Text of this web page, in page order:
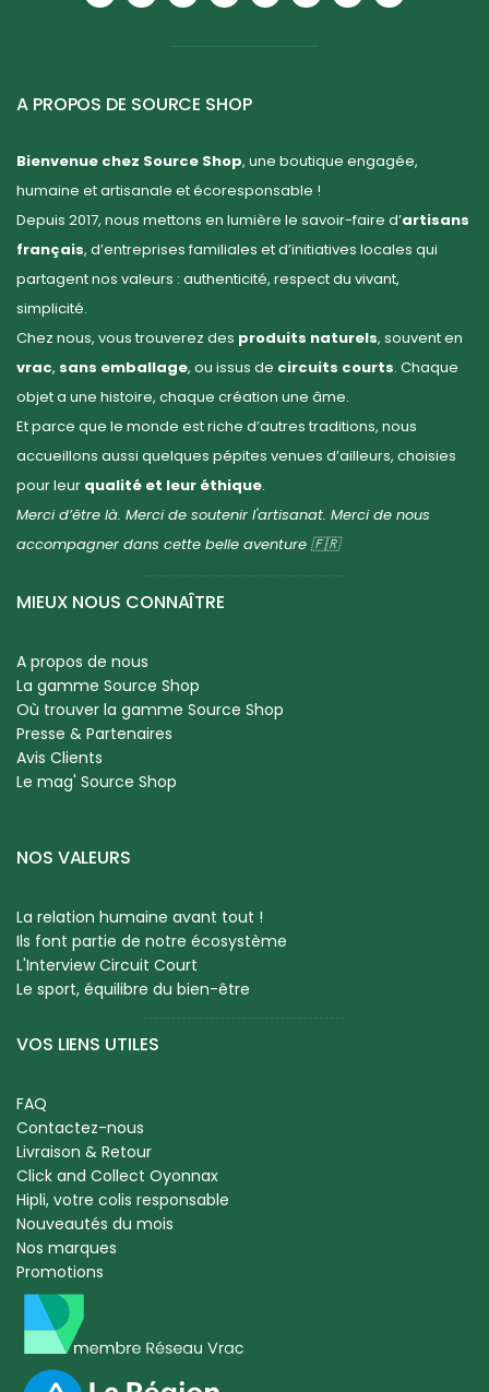
A PROPOS DE SOURCE SHOP
Bienvenue chez Source Shop, une boutique engagée,
humaine et artisanale et écoresponsable !
Depuis 2017, nous mettons en lumière le savoir-faire d’artisans
français, d’entreprises familiales et d’initiatives locales qui
partagent nos valeurs : authenticité, respect du vivant,
simplicité.
Chez nous, vous trouverez des produits naturels, souvent en
vrac, sans emballage, ou issus de circuits courts. Chaque
objet a une histoire, chaque création une âme.
Et parce que le monde est riche d’autres traditions, nous
accueillons aussi quelques pépites venues d’ailleurs, choisies
pour leur qualité et leur éthique.
Merci d’être là. Merci de soutenir l'artisanat. Merci de nous
accompagner dans cette belle aventure 🇫🇷
MIEUX NOUS CONNAÎTRE
A propos de nous
La gamme Source Shop
Où trouver la gamme Source Shop
Presse & Partenaires
Avis Clients
Le mag' Source Shop
NOS VALEURS
La relation humaine avant tout !
Ils font partie de notre écosystème
L'Interview Circuit Court
Le sport, équilibre du bien-être
VOS LIENS UTILES
FAQ
Contactez-nous
Livraison & Retour
Click and Collect Oyonnax
Hipli, votre colis responsable
Nouveautés du mois
Nos marques
Promotions